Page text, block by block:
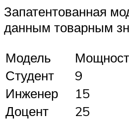
Запатентованная
данным товарным
Модель
Студент
9
Инженер
15
Доцент
25